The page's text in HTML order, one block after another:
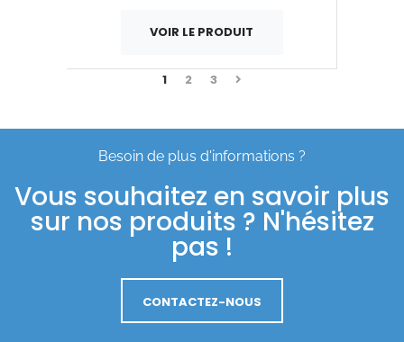
VOIR LE PRODUIT
1 2 3
Besoin de plus d'informations ?
Vous souhaitez en savoir plus
sur nos produits ? N'hésitez
pas !
CONTACTEZ-NOUS